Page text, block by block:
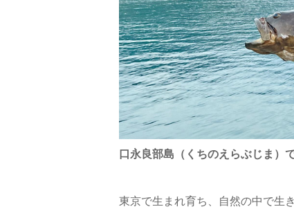
口永良部島（くちのえらぶじま）
東京で生まれ育ち、自然の中で生